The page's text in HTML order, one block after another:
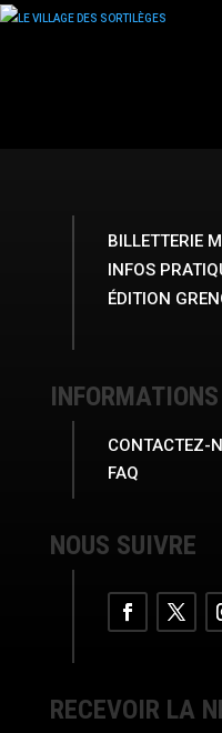
BILLETTERIE
INFOS
ÉDITION
CONTACTEZ-
FAQ
NOUS SUIVRE
RECEVOIR LA